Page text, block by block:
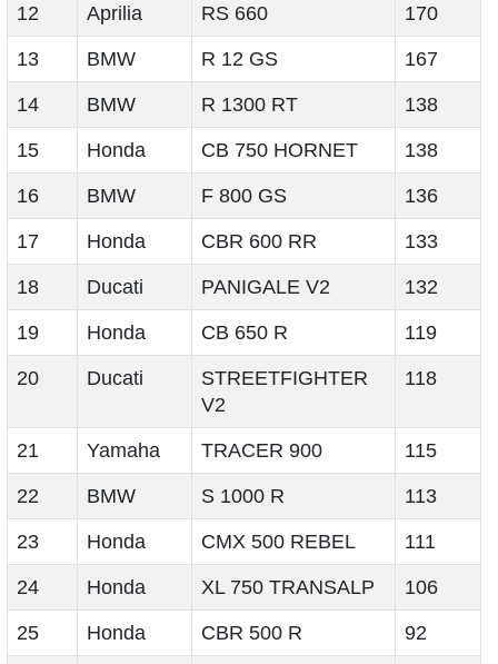
12 Aprilia RS 660 170
13 BMW R 12 GS 167
14 BMW R 1300 RT 138
15 Honda CB 750 HORNET 138
16 BMW F 800 GS 136
17 Honda CBR 600 RR 133
18 Ducati PANIGALE V2 132
19 Honda CB 650 R 119
20 Ducati
STREETFIGHTER
V2
118
21 Yamaha TRACER 900 115
22 BMW S 1000 R 113
23 Honda CMX 500 REBEL 111
24 Honda XL 750 TRANSALP 106
25 Honda CBR 500 R 92